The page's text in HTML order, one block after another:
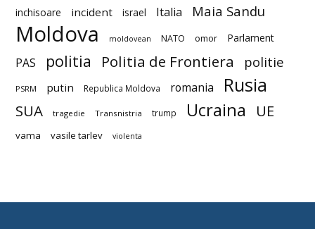
inchisoare incident israel Italia Maia Sandu
Moldova moldovean NATO omor Parlament
PAS politia Politia de Frontiera politie
PSRM putin Republica Moldova romania Rusia
SUA tragedie Transnistria trump Ucraina UE
vama vasile tarlev violenta